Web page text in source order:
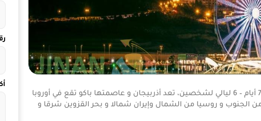
نقدم لكم أفضل برنامج سياحي في أذربيجان 7 أيام – 6 ليالي لشخصين، تعد أذربيجان و عاصمتها باكو تقع في أوروبا
من الجنوب و روسيا من الشمال وإيران شمالا و بحر القزوين شرقا و